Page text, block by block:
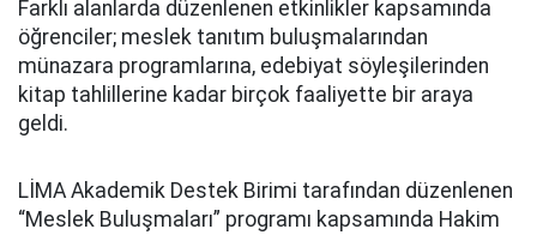
Farklı alanlarda düzenlenen etkinlikler kapsamında
öğrenciler; meslek tanıtım buluşmalarından
münazara programlarına, edebiyat söyleşilerinden
kitap tahlillerine kadar birçok faaliyette bir araya
geldi.
LİMA Akademik Destek Birimi tarafından düzenlenen
“Meslek Buluşmaları” programı kapsamında Hakim